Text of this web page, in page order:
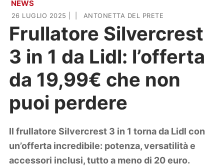
Home
News
Cinema e TV
Casa & Giardino
Arredamento
Piante e fiori
DIY
Lifestyle
Viaggi
NEWS
26 LUGLIO 2025 ANTONETTA DEL PRETE
Frullatore Silvercrest
3 in 1 da Lidl: l’offerta
da 19,99€ che non
puoi perdere
Il frullatore Silvercrest 3 in 1 torna da Lidl con
un’offerta incredibile: potenza, versatilità e
accessori inclusi, tutto a meno di 20 euro.